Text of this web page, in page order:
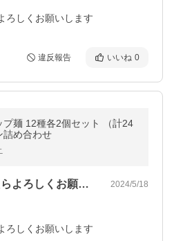
ろしくお願いします
違反報告 いいね 0
プ麺 12種各2個セット （計24
詰め合わせ
また機会が有りましたらよろしくお願いし… 2024/5/18
ろしくお願いします